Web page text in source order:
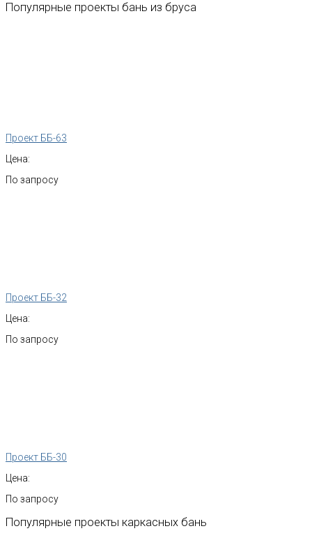
Популярные проекты бань из бруса
Проект ББ-63
Цена:
По запросу
Проект ББ-32
Цена:
По запросу
Проект ББ-30
Цена:
По запросу
Популярные проекты каркасных бань